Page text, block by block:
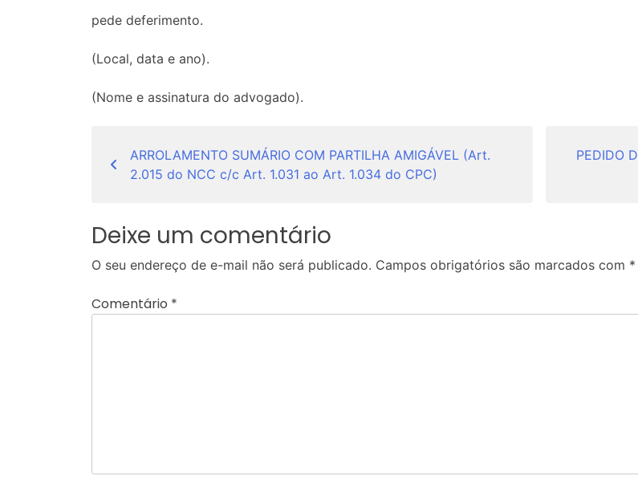
pede deferimento.
(Local, data e ano).
(Nome e assinatura do advogado).
Navegação
de
ARROLAMENTO SUMÁRIO COM PARTILHA AMIGÁVEL (Art.
2.015 do NCC c/c Art. 1.031 ao Art. 1.034 do CPC)
PEDIDO
Deixe um comentário
O seu endereço de e-mail não será publicado. Campos obrigatórios são marcados com *
Comentário *